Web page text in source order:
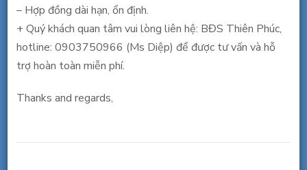
– Hợp đồng dài hạn, ổn định.
+ Quý khách quan tâm vui lòng liên hệ: BĐS Thiên Phúc,
hotline: 0903750966 (Ms Diệp) để được tư vấn và hỗ
trợ hoàn toàn miễn phí.
Thanks and regards,